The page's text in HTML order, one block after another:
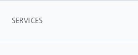
SERVICES